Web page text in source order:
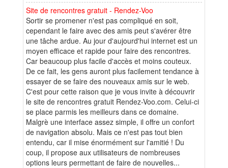
Site de rencontres gratuit - Rendez-Voo
Sortir se promener n'est pas compliqué en soit,
cependant le faire avec des amis peut s'avérer être
une tâche ardue. Au jour d'aujourd'hui internet est un
moyen efficace et rapide pour faire des rencontres.
Car beaucoup plus facile d'accès et moins couteux.
De ce fait, les gens auront plus facilement tendance à
essayer de se faire des nouveaux amis sur le web.
C'est pour cette raison que je vous invite à découvrir
le site de rencontres gratuit Rendez-Voo.com. Celui-ci
se place parmis les meilleurs dans ce domaine.
Malgrè une interface assez simple, il offre un confort
de navigation absolu. Mais ce n'est pas tout bien
entendu, car il mise énormément sur l'amitié ! Du
coup, il propose aux utilisateurs de nombreuses
options leurs permettant de faire de nouvelles...